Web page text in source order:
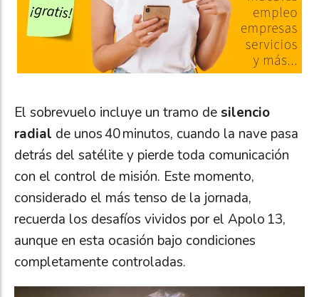
El sobrevuelo incluye un tramo de silencio
radial de unos 40 minutos, cuando la nave pasa
detrás del satélite y pierde toda comunicación
con el control de misión. Este momento,
considerado el más tenso de la jornada,
recuerda los desafíos vividos por el Apolo 13,
aunque en esta ocasión bajo condiciones
completamente controladas.